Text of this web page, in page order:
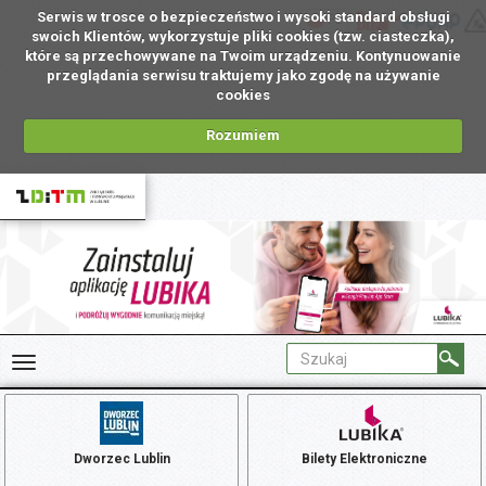
Serwis w trosce o bezpieczeństwo i wysoki standard obsługi
swoich Klientów, wykorzystuje pliki cookies (tzw. ciasteczka),
które są przechowywane na Twoim urządzeniu. Kontynuowanie
przeglądania serwisu traktujemy jako zgodę na używanie
cookies
Rozumiem
PL
Dworzec Lublin Bilety Elektroniczne